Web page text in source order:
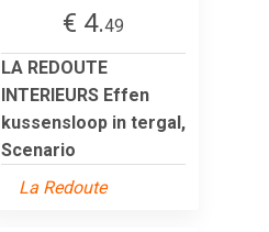
€ 4.49
LA REDOUTE
INTERIEURS Effen
kussensloop in tergal,
Scenario
La Redoute